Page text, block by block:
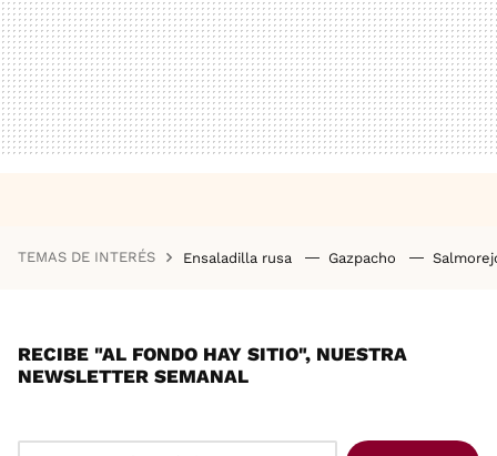
TEMAS DE INTERÉS Ensaladilla rusa Gazpacho
RECIBE "AL FONDO HAY SITIO", NUESTRA
NEWSLETTER SEMANAL